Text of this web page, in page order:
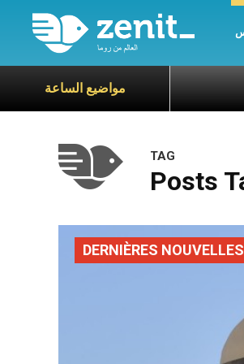
مواضيع الساعة
TAG
DERNIÈRES NOUVELLES